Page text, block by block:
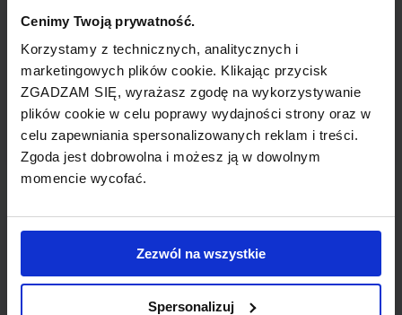
Cenimy Twoją prywatność.
Korzystamy z technicznych, analitycznych i
marketingowych plików cookie. Klikając przycisk
ZGADZAM SIĘ, wyrażasz zgodę na wykorzystywanie
plików cookie w celu poprawy wydajności strony oraz w
celu zapewniania spersonalizowanych reklam i treści.
Zgoda jest dobrowolna i możesz ją w dowolnym
momencie wycofać.
Zezwól na wszystkie
Spersonalizuj
REZERWACJA
online lub telefoniczna
PŁATNOŚĆ
przelew, gotówka, karta
LINIA LOTNICZA
Sterling